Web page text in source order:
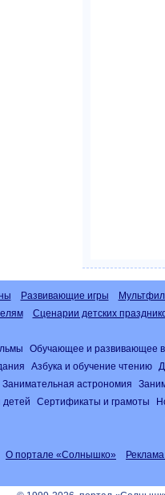
Развивающие игры
Сценарии детских
Обучающее и развивающее
Азбука и обучение чтению
Занимательная астрономия
Сертификаты и грамоты
О портале «Солнышко»